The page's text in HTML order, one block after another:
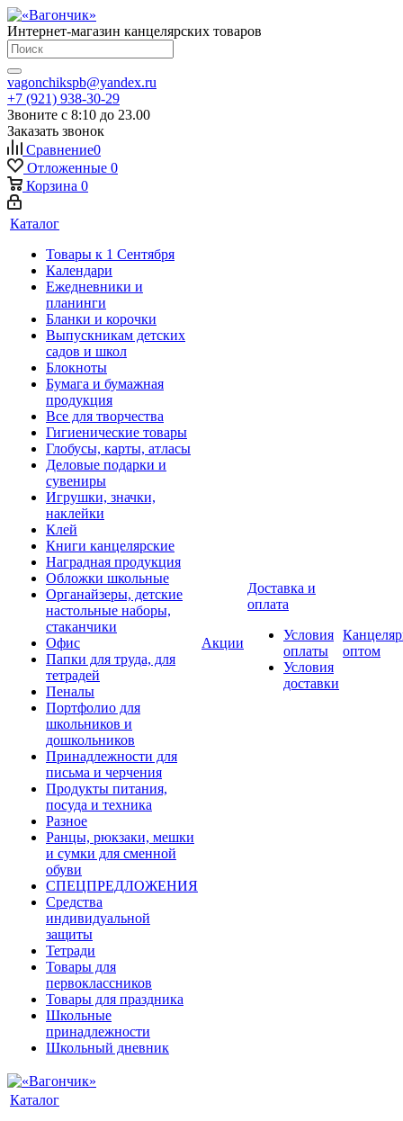
Интернет-магазин канцелярских товаров
vagonchikspb@yandex.ru
+7 (921) 938-30-29
Звоните с 8:10 до 23.00
Заказать звонок
Сравнение0
Отложенные 0
Корзина 0
Каталог
Товары к 1 Сентября
Календари
Ежедневники и
планинги
Бланки и корочки
Выпускникам детских
садов и школ
Блокноты
Бумага и бумажная
продукция
Все для творчества
Гигиенические товары
Глобусы, карты, атласы
Деловые подарки и
сувениры
Игрушки, значки,
наклейки
Клей
Книги канцелярские
Наградная продукция
Обложки школьные
Органайзеры, детские
настольные наборы,
стаканчики
Офис
Папки для труда, для
тетрадей
Пеналы
Портфолио для
школьников и
дошкольников
Принадлежности для
письма и черчения
Продукты питания,
посуда и техника
Разное
Ранцы, рюкзаки, мешки
и сумки для сменной
обуви
СПЕЦПРЕДЛОЖЕНИЯ
Средства
индивидуальной
защиты
Тетради
Товары для
первоклассников
Товары для праздника
Школьные
принадлежности
Школьный дневник
Акции
Доставка и
оплата
Условия
оплаты
Условия
доставки
оптом
Каталог